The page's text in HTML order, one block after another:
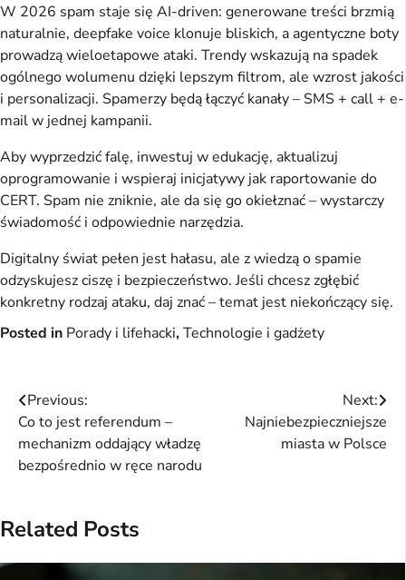
W 2026 spam staje się AI-driven: generowane treści brzmią
naturalnie, deepfake voice klonuje bliskich, a agentyczne boty
prowadzą wieloetapowe ataki. Trendy wskazują na spadek
ogólnego wolumenu dzięki lepszym filtrom, ale wzrost jakości
i personalizacji. Spamerzy będą łączyć kanały – SMS + call + e-
mail w jednej kampanii.
Aby wyprzedzić falę, inwestuj w edukację, aktualizuj
oprogramowanie i wspieraj inicjatywy jak raportowanie do
CERT. Spam nie zniknie, ale da się go okiełznać – wystarczy
świadomość i odpowiednie narzędzia.
Digitalny świat pełen jest hałasu, ale z wiedzą o spamie
odzyskujesz ciszę i bezpieczeństwo. Jeśli chcesz zgłębić
konkretny rodzaj ataku, daj znać – temat jest niekończący się.
Posted in Porady i lifehacki,Technologie i gadżety
Nawigacja
wpisu
Previous:
Co to jest referendum –
mechanizm oddający władzę
bezpośrednio w ręce narodu
Next:
Najniebezpieczniejsze
miasta w Polsce
Related Posts